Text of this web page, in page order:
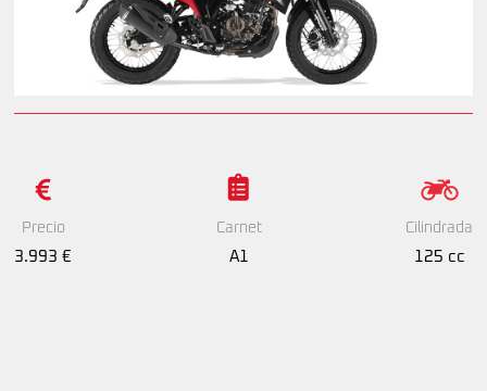
Precio
3.993 €
Carnet
A1
Cilindrada
125 cc